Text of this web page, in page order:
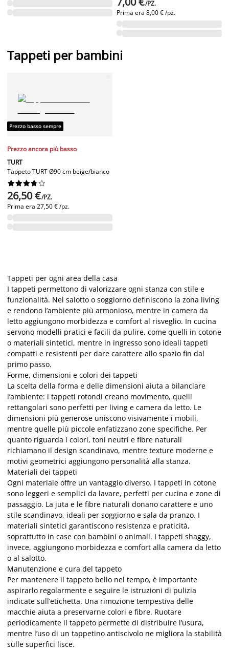
/PZ.
Prima era 8,00 € /pz.
Tappeti per bambini
Prezzo basso sempre
Prezzo ancora più basso
TURT
Tappeto TURT Ø90 cm beige/bianco






26,50 €/PZ.
Prima era 27,50 € /pz.
Tappeti per ogni area della casa
I tappeti permettono di valorizzare ogni stanza con stile e
funzionalità. Nel salotto o soggiorno definiscono la zona living
e rendono l’ambiente più armonioso, mentre in camera da
letto aggiungono morbidezza e comfort al risveglio. In cucina
servono modelli pratici e facili da pulire, come quelli in cotone
o materiali sintetici, mentre in ingresso sono ideali tappeti
compatti e resistenti per dare carattere allo spazio fin dal
primo passo.
Forme, dimensioni e colori dei tappeti
La scelta della forma e delle dimensioni aiuta a bilanciare
l’ambiente: i tappeti rotondi creano movimento, quelli
rettangolari sono perfetti per living e camera da letto. Le
dimensioni più generose uniscono visivamente i mobili,
mentre quelle più piccole enfatizzano zone specifiche. Per
quanto riguarda i colori, toni neutri e fibre naturali
richiamano il design scandinavo, mentre texture moderne e
motivi geometrici aggiungono personalità alla stanza.
Materiali dei tappeti
Ogni materiale offre un vantaggio diverso. I tappeti in cotone
sono leggeri e semplici da lavare, perfetti per cucina e zone di
passaggio. La juta e le fibre naturali donano carattere e uno
stile scandinavo, ideali per soggiorno e sala da pranzo. I
materiali sintetici garantiscono resistenza e praticità,
soprattutto in case con bambini o animali. I tappeti shaggy,
invece, aggiungono morbidezza e comfort alla camera da letto
o al salotto.
Manutenzione e cura del tappeto
Per mantenere il tappeto bello nel tempo, è importante
aspirarlo regolarmente e seguire le istruzioni di pulizia
indicate sull’etichetta. Una rimozione tempestiva delle
macchie aiuta a preservarne colori e fibre. Ruotare
periodicamente il tappeto permette di distribuire l’usura,
mentre l’uso di un tappetino antiscivolo ne migliora la stabilità
sulle superfici lisce.